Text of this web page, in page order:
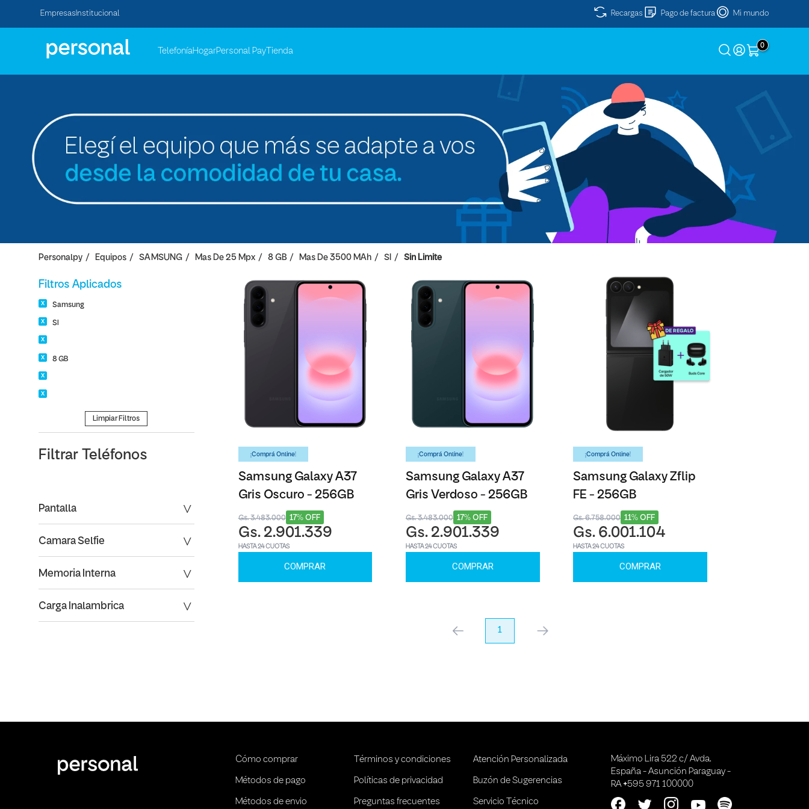
Empresas Institucional Recargas Pago de factura Mi mundo
TelefoníaHogarPersonal Pay Tienda
0
Personalpy Equipos SAMSUNG Mas De 25 Mpx 8 GB Mas De 3500 MAh SI Sin Limite
Filtros Aplicados
Samsung
SI
8 GB
Limpiar Filtros
Filtrar Teléfonos
Pantalla
Carga Inalambrica
Camara Selfie
Memoria Interna
¡Comprá Online!
Samsung Galaxy A37
Gris Oscuro - 256GB
17% OFF
Gs. 3.483.000
Gs. 2.901.339
HASTA 24 CUOTAS
COMPRAR
¡Comprá Online!
Samsung Galaxy A37
Gris Verdoso - 256GB
17% OFF
Gs. 3.483.000
Gs. 2.901.339
HASTA 24 CUOTAS
COMPRAR
¡Comprá Online!
Samsung Galaxy Zflip
FE - 256GB
11% OFF
Gs. 6.758.000
Gs. 6.001.104
HASTA 24 CUOTAS
COMPRAR
anterior 1 próximo
Cómo comprar
Métodos de pago
Métodos de envio
Términos y condiciones
Políticas de privacidad
Preguntas frecuentes
Atención Personalizada
Buzón de Sugerencias
Servicio Técnico
Máximo Lira 522 c/ Avda.
España - Asunción Paraguay -
RA +595 971 100000